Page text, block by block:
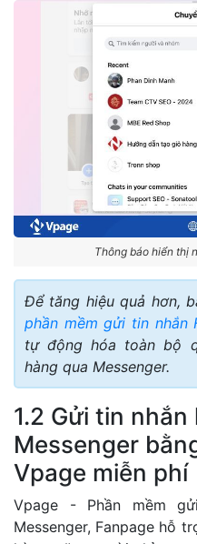
Thông báo hiển thị
Để tăng hiệu quả hơn,
phần mềm gửi tin nhắn
tự động hóa toàn bộ
hàng qua Messenger.
1.2 Gửi tin
Messenger
Vpage miễn phí
Vpage - Phần mềm
Messenger, Fanpage hỗ